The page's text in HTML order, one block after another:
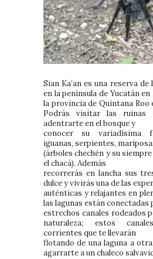
Sian Ka’an es una reserva
en la península de Yucatán
la provincia de Quintana Roo
Podrás visitar las ruinas
adentrarte en el bosque y
conocer su variadísima
iguanas, serpientes,
(árboles chechén y su
el chacá). Además
recorrerás en lancha sus
dulce y vivirás una de las
auténticas y relajantes en
las lagunas están conectadas
estrechos canales rodeados
naturaleza; estos
corrientes que te llevarán
flotando de una laguna a
agarrarte a un chaleco